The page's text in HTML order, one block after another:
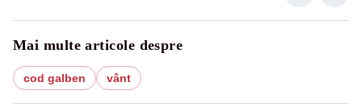
Mai multe articole despre
cod galben vânt